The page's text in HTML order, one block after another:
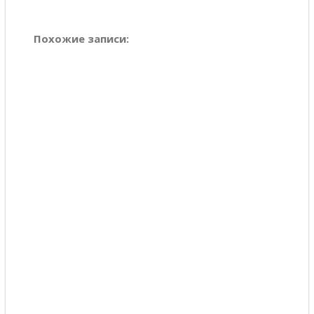
Похожие записи: